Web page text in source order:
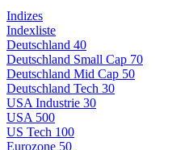
Indizes
Indexliste
Deutschland 40
Deutschland Small Cap 70
Deutschland Mid Cap 50
Deutschland Tech 30
USA Industrie 30
USA 500
US Tech 100
Eurozone 50